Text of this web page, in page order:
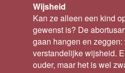
Wijsheid
Kan ze alleen een kind
gewenst is? De
gaan hangen en
verstandelijke wijsheid.
ouder, maar het is wel